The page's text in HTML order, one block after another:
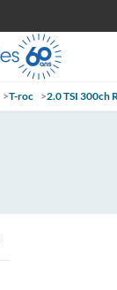
>T-roc >2.0 TSI 300ch